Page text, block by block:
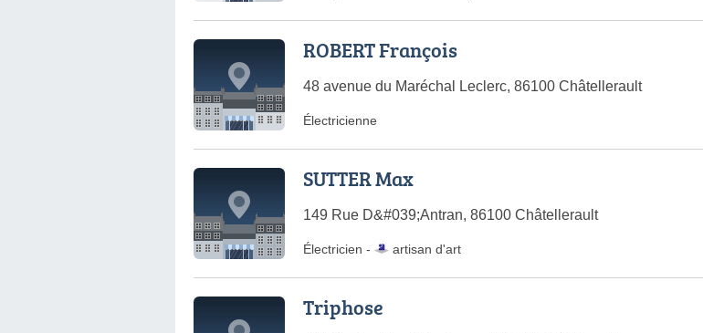
ROBERT François
48 avenue du Maréchal Leclerc, 86100 Châtellerault
Électricienne
SUTTER Max
149 Rue D&#039;Antran, 86100 Châtellerault
Électricien - artisan d'art
Triphose